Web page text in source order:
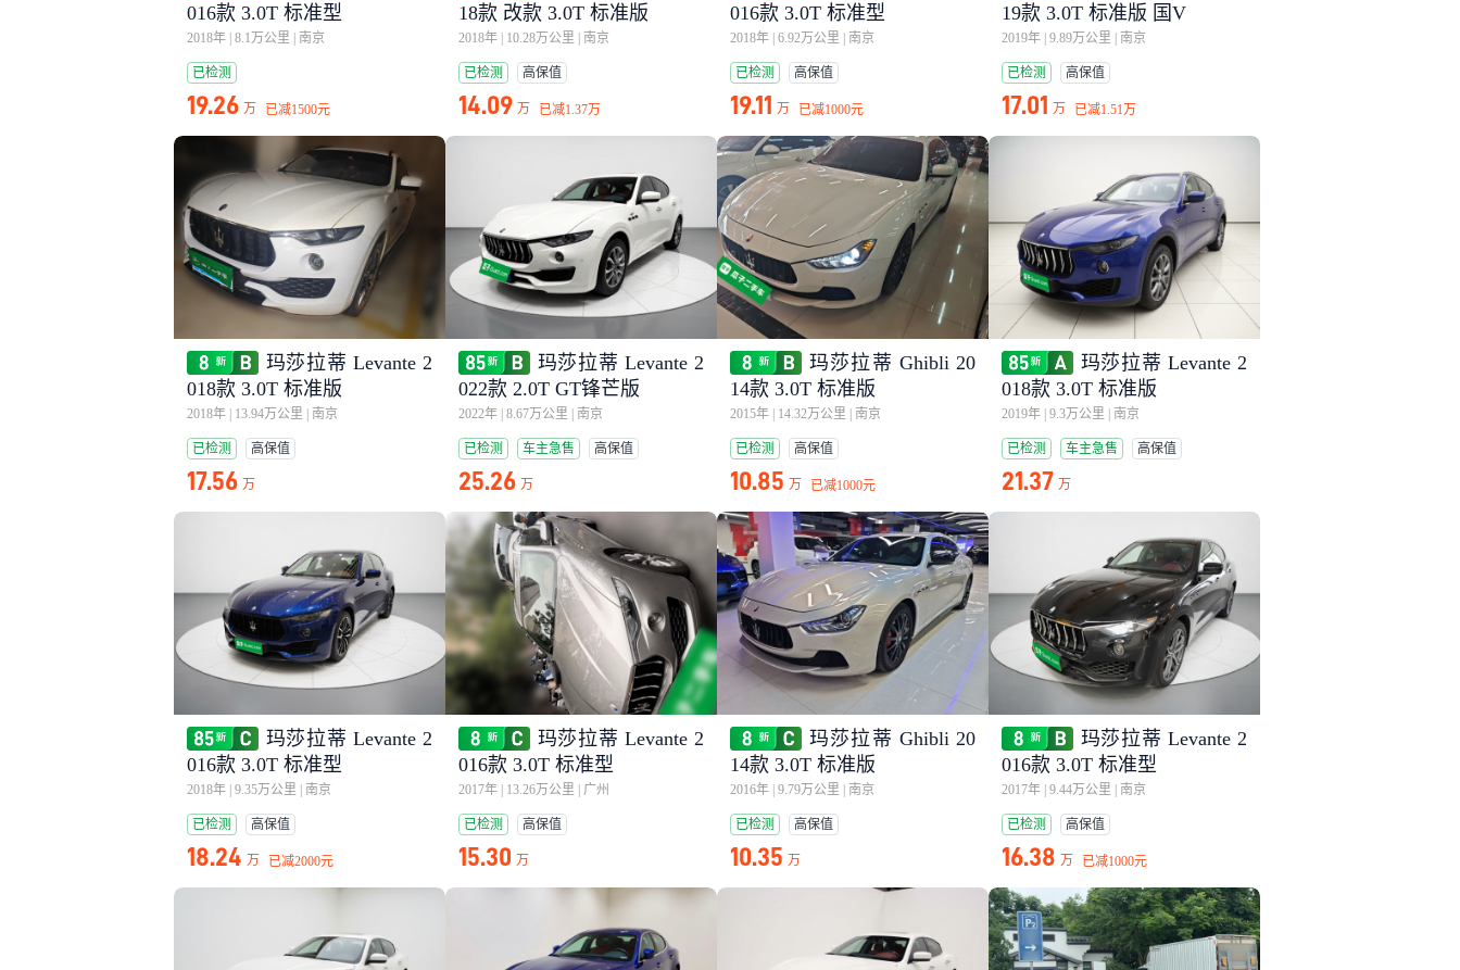
016款 3.0T 标准型
2018年 8.1万公里 南京
已检测
19.26 万 已减1500元
18款 改款 3.0T 标准版
2018年 10.28万公里 南京
已检测 高保值
14.09 万 已减1.37万
016款 3.0T 标准型
2018年 6.92万公里 南京
已检测 高保值
19.11 万 已减1000元
19款 3.0T 标准版 国V
2019年 9.89万公里 南京
已检测 高保值
17.01 万 已减1.51万
玛莎拉蒂 Levante 2
018款 3.0T 标准版
2018年 13.94万公里 南京
已检测 高保值
17.56 万
玛莎拉蒂 Levante 2
022款 2.0T GT锋芒版
2022年 8.67万公里 南京
已检测 车主急售 高保值
25.26 万
玛莎拉蒂 Ghibli 20
14款 3.0T 标准版
2015年 14.32万公里 南京
已检测 高保值
10.85 万 已减1000元
玛莎拉蒂 Levante 2
018款 3.0T 标准版
2019年 9.3万公里 南京
已检测 车主急售 高保值
21.37 万
玛莎拉蒂 Levante 2
016款 3.0T 标准型
2018年 9.35万公里 南京
已检测 高保值
18.24 万 已减2000元
玛莎拉蒂 Levante 2
016款 3.0T 标准型
2017年 13.26万公里 广州
已检测 高保值
15.30 万
玛莎拉蒂 Ghibli 20
14款 3.0T 标准版
2016年 9.79万公里 南京
已检测 高保值
10.35 万
玛莎拉蒂 Levante 2
016款 3.0T 标准型
2017年 9.44万公里 南京
已检测 高保值
16.38 万 已减1000元